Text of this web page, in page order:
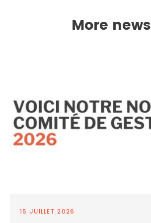
More news
15 JUILLET 2026